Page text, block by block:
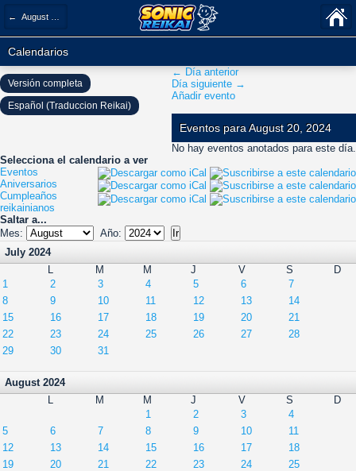
← August 2024
Calendarios
← Día anterior
Día siguiente →
Añadir evento
Eventos para August 20, 2024
No hay eventos anotados para este día.
Selecciona el calendario a ver
Eventos
Aniversarios
Cumpleaños
reikainianos
Saltar a...
Mes:
Año:
July 2024
L
M M J V S
D
1
2 3 4 5 6
7
8
9 10 11 12 13
14
15
16 17 18 19 20
21
22
23 24 25 26 27
28
29
30 31
August 2024
L
M M J V S
D
1
2 3
4
5
6 7 8 9 10
11
12
13 14 15 16 17
18
19
20 21 22 23 24
25
Versión completa
Español (Traduccion Reikai)